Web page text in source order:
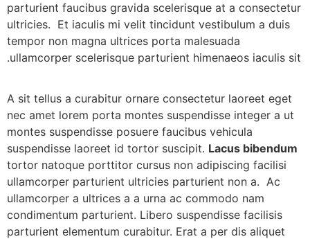
parturient faucibus gravida scelerisque at a consectetur
ultricies. Et iaculis mi velit tincidunt vestibulum a duis
tempor non magna ultrices porta malesuada
ullamcorper scelerisque parturient himenaeos iaculis sit.
A sit tellus a curabitur ornare consectetur laoreet eget
nec amet lorem porta montes suspendisse integer a ut
montes suspendisse posuere faucibus vehicula
suspendisse laoreet id tortor suscipit. Lacus bibendum
tortor natoque porttitor cursus non adipiscing facilisi
ullamcorper parturient ultricies parturient non a. Ac
ullamcorper a ultrices a a urna ac commodo nam
condimentum parturient. Libero suspendisse facilisis
parturient elementum curabitur. Erat a per dis aliquet